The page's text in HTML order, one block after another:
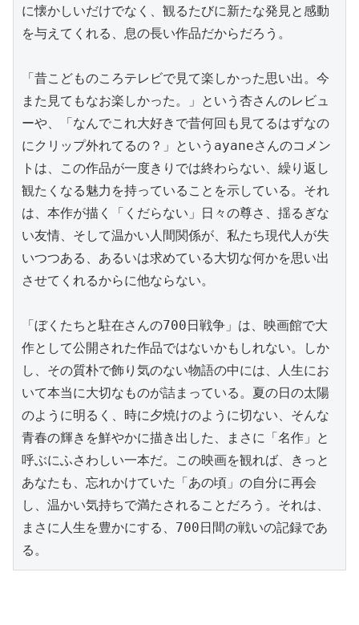
に懐かしいだけでなく、観るたびに新たな発見と感動
を与えてくれる、息の長い作品だからだろう。
「昔こどものころテレビで見て楽しかった思い出。今
また見てもなお楽しかった。」という杏さんのレビュ
ーや、「なんでこれ大好きで昔何回も見てるはずなの
にクリップ外れてるの？」というayaneさんのコメン
トは、この作品が一度きりでは終わらない、繰り返し
観たくなる魅力を持っていることを示している。それ
は、本作が描く「くだらない」日々の尊さ、揺るぎな
い友情、そして温かい人間関係が、私たち現代人が失
いつつある、あるいは求めている大切な何かを思い出
させてくれるからに他ならない。
「ぼくたちと駐在さんの700日戦争」は、映画館で大
作として公開された作品ではないかもしれない。しか
し、その質朴で飾り気のない物語の中には、人生にお
いて本当に大切なものが詰まっている。夏の日の太陽
のように明るく、時に夕焼けのように切ない、そんな
青春の輝きを鮮やかに描き出した、まさに「名作」と
呼ぶにふさわしい一本だ。この映画を観れば、きっと
あなたも、忘れかけていた「あの頃」の自分に再会
し、温かい気持ちで満たされることだろう。それは、
まさに人生を豊かにする、700日間の戦いの記録であ
る。